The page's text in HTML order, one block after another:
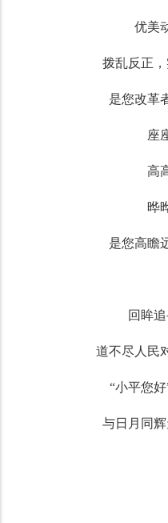
优美
拨乱反正
是您改革
座
高
晔
是您高瞻
回眸
道不尽人民
“小平您
与日月同